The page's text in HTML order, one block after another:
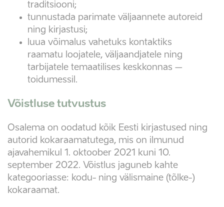
traditsiooni;
tunnustada parimate väljaannete autoreid
ning kirjastusi;
luua võimalus vahetuks kontaktiks
raamatu loojatele, väljaandjatele ning
tarbijatele temaatilises keskkonnas –
toidumessil.
Võistluse tutvustus
Osalema on oodatud kõik Eesti kirjastused ning
autorid kokaraamatutega, mis on ilmunud
ajavahemikul 1. oktoober 2021 kuni 10.
september 2022. Võistlus jaguneb kahte
kategooriasse: kodu- ning välismaine (tõlke-)
kokaraamat.